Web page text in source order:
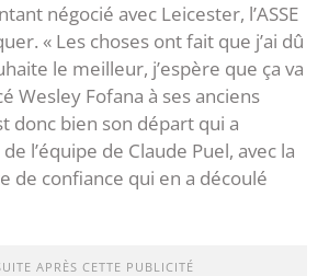
négocié avec Leicester, l’ASSE
« Les choses ont fait que j’ai dû
le meilleur, j’espère que ça va
Wesley Fofana à ses anciens
donc bien son départ qui a
l’équipe de Claude Puel, avec la
de confiance qui en a découlé
APRÈS CETTE PUBLICITÉ